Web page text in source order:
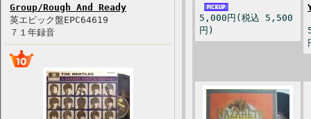
Group/Rough And Ready
英エピック盤EPC64619
７１年録音
5,000円(税込 5,500
円)